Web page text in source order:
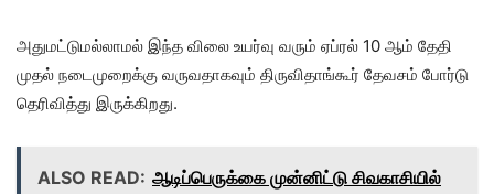
அதுமட்டுமல்லாமல் இந்த விலை உயர்வு வரும் ஏப்ரல் 10 ஆம் தேதி
முதல் நடைமுறைக்கு வருவதாகவும் திருவிதாங்கூர் தேவசம் போர்டு
தெரிவித்து இருக்கிறது.
ALSO READ: ஆடிப்பெருக்கை முன்னிட்டு சிவகாசியில்